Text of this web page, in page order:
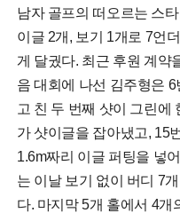
남자 골프의 떠오르는 스
이글 2개, 보기 1개로 7언
게 달궜다. 최근 후원 계약
음 대회에 나선 김주형은
고 친 두 번째 샷이 그린에
가 샷이글을 잡아냈고, 15
1.6m짜리 이글 퍼팅을 넣
는 이날 보기 없이 버디 7
다. 마지막 5개 홀에서 4개